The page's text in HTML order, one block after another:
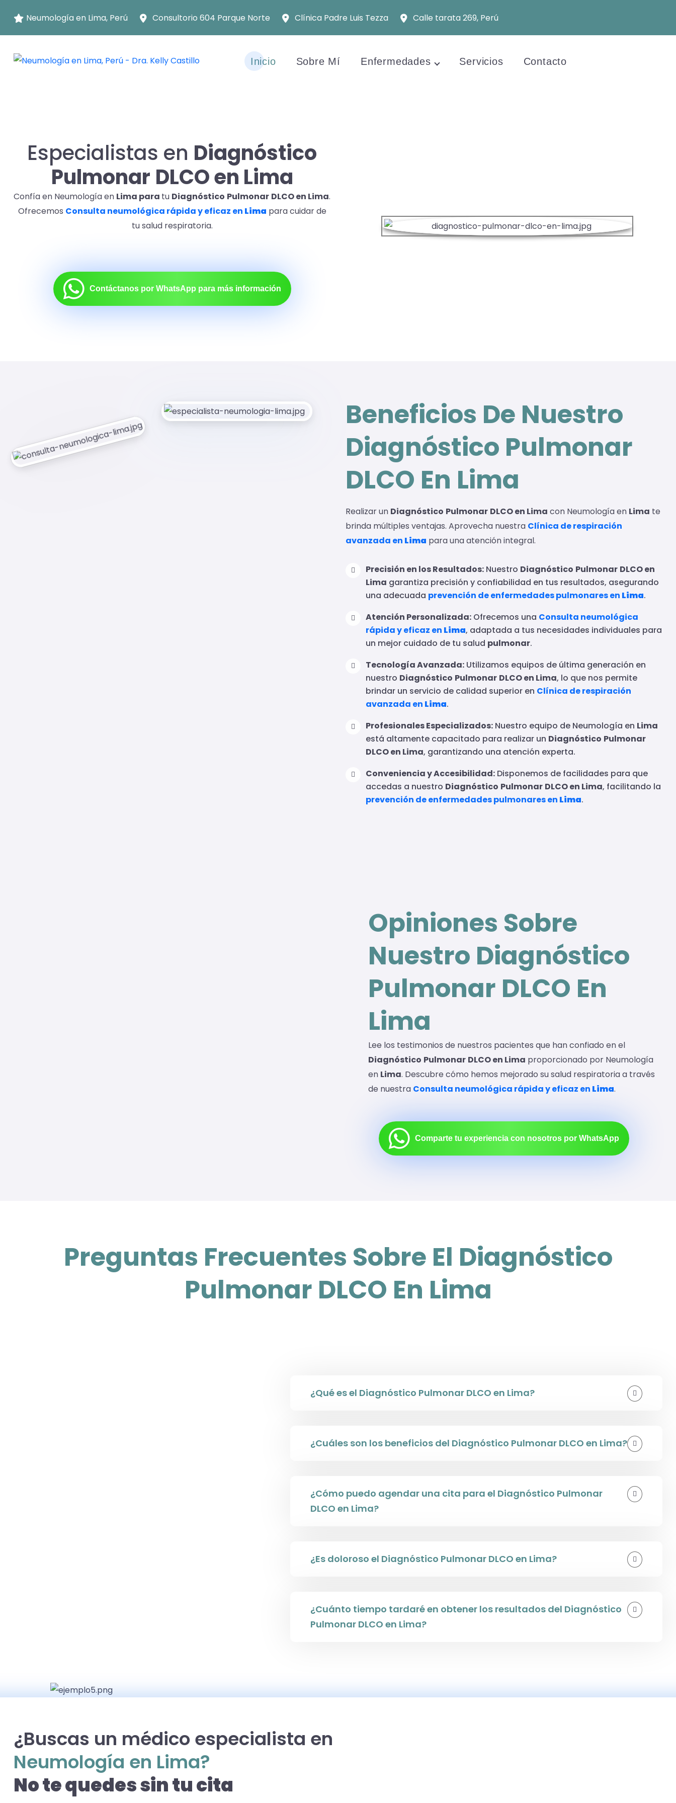
Neumología en Lima, Perú Consultorio 604 Parque Norte Clínica Padre Luis Tezza Calle tarata 269, Perú
Inicio Sobre Mí Enfermedades Servicios Contacto
Especialistas en Diagnóstico
Pulmonar DLCO en Lima
Confía en Neumología en Lima para tu Diagnóstico Pulmonar DLCO en Lima.
Ofrecemos Consulta neumológica rápida y eficaz en Lima para cuidar de
tu salud respiratoria.
Contáctanos por WhatsApp para más información
Beneficios De Nuestro
Diagnóstico Pulmonar
DLCO En Lima
Realizar un Diagnóstico Pulmonar DLCO en Lima con Neumología en Lima te
brinda múltiples ventajas. Aprovecha nuestra Clínica de respiración
avanzada en Lima para una atención integral.
Precisión en los Resultados: Nuestro Diagnóstico Pulmonar DLCO en
Lima garantiza precisión y confiabilidad en tus resultados, asegurando
una adecuada prevención de enfermedades pulmonares en Lima.
Atención Personalizada: Ofrecemos una Consulta neumológica
rápida y eficaz en Lima, adaptada a tus necesidades individuales para
un mejor cuidado de tu salud pulmonar.
Tecnología Avanzada: Utilizamos equipos de última generación en
nuestro Diagnóstico Pulmonar DLCO en Lima, lo que nos permite
brindar un servicio de calidad superior en Clínica de respiración
avanzada en Lima.
Profesionales Especializados: Nuestro equipo de Neumología en Lima
está altamente capacitado para realizar un Diagnóstico Pulmonar
DLCO en Lima, garantizando una atención experta.
Conveniencia y Accesibilidad: Disponemos de facilidades para que
accedas a nuestro Diagnóstico Pulmonar DLCO en Lima, facilitando la
prevención de enfermedades pulmonares en Lima.
Opiniones Sobre
Nuestro Diagnóstico
Pulmonar DLCO En
Lima
Lee los testimonios de nuestros pacientes que han confiado en el
Diagnóstico Pulmonar DLCO en Lima proporcionado por Neumología
en Lima. Descubre cómo hemos mejorado su salud respiratoria a través
de nuestra Consulta neumológica rápida y eficaz en Lima.
Comparte tu experiencia con nosotros por WhatsApp
Preguntas Frecuentes Sobre El Diagnóstico
Pulmonar DLCO En Lima
¿Qué es el Diagnóstico Pulmonar DLCO en Lima?
¿Cuáles son los beneficios del Diagnóstico Pulmonar DLCO en Lima?
¿Cómo puedo agendar una cita para el Diagnóstico Pulmonar
DLCO en Lima?
¿Es doloroso el Diagnóstico Pulmonar DLCO en Lima?
¿Cuánto tiempo tardaré en obtener los resultados del Diagnóstico
Pulmonar DLCO en Lima?
¿Buscas un médico especialista en
Neumología en Lima?
No te quedes sin tu cita